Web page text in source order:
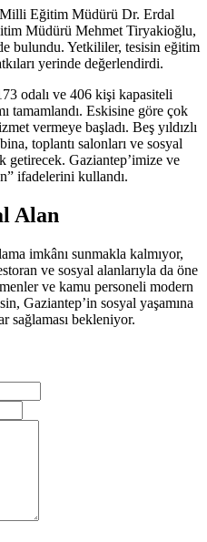
Eğitim Müdürü Dr. Erdal
Müdürü Mehmet Tiryakioğlu,
bulundu. Yetkililer, tesisin eğitim
yerinde değerlendirdi.
odalı ve 406 kişi kapasiteli
tamamlandı. Eskisine göre çok
vermeye başladı. Beş yıldızlı
toplantı salonları ve sosyal
getirecek. Gaziantep’imize ve
ifadelerini kullandı.
Alan
imkânı sunmakla kalmıyor,
ve sosyal alanlarıyla da öne
ve kamu personeli modern
Gaziantep’in sosyal yaşamına
sağlaması bekleniyor.